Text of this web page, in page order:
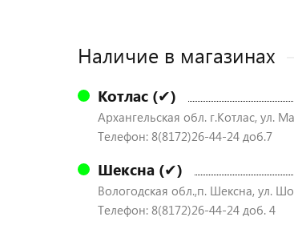
Наличие в магазинах
Котлас (✔)
Архангельская обл. г.Котлас, ул.
Телефон: 8(8172)26-44-24 доб.7
Шексна (✔)
Вологодская обл.,п. Шексна, ул.
Телефон: 8(8172)26-44-24 доб. 4